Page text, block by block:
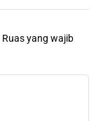
Ruas yang wajib